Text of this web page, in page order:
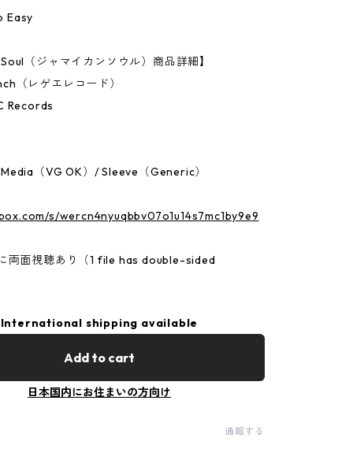
Easy
（ジャマイカンソウル）商品詳細】
（レゲエレコード）
Records
（VG OK）/ Sleeve（Generic）
s/wercn4nyuqbbv07o1u14s7mc1by9e9
両面視聴あり（1 file has double-sided
International shipping available
Add to cart
日本国内にお住まいの方向け
通報する